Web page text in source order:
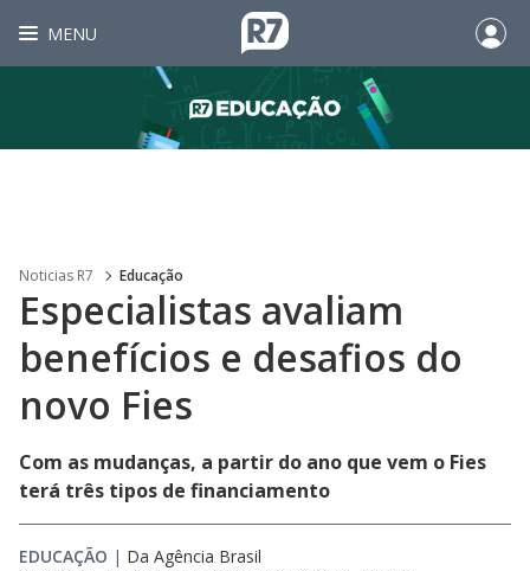
MENU
Noticias R7 Educação
Especialistas avaliam
benefícios e desafios do
novo Fies
Com as mudanças, a partir do ano que vem o Fies
terá três tipos de financiamento
EDUCAÇÃO | Da Agência Brasil